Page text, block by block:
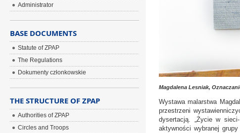
Magdalena Lesniak,
Wystawa malarstwa
przestrzeni
dysertacją. „Życie w
aktywności wybranej
Administrator
BASE DOCUMENTS
Statute of ZPAP
The Regulations
Dokumenty członkowskie
THE STRUCTURE OF ZPAP
Authorities of ZPAP
Circles and Troops